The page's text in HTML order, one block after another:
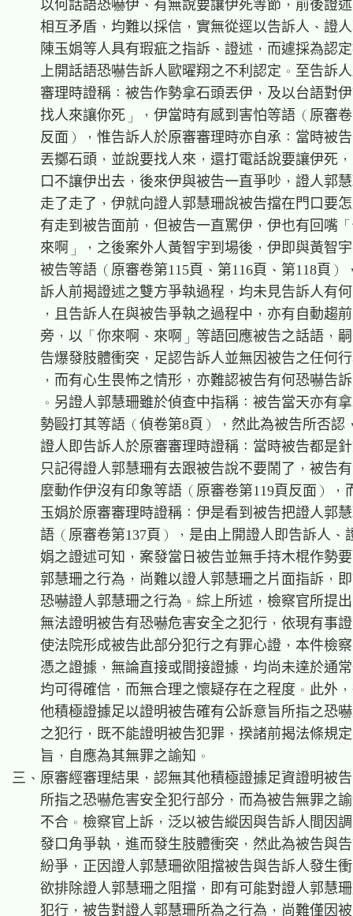
以何話語恐嚇伊、有無說要讓伊死等節，前後證
相互矛盾，均難以採信，實無從逕以告訴人、證
陳玉娟等人具有瑕疵之指訴、證述，而遽採為認
上開話語恐嚇告訴人歐曜翔之不利認定。至告訴
審理時證稱：被告作勢拿石頭丟伊，及以台語對
找人來讓你死」，伊當時有感到害怕等語（原審
反面），惟告訴人於原審審理時亦自承：當時被
丟擲石頭，並說要找人來，還打電話說要讓伊死
口不讓伊出去，後來伊與被告一直爭吵，證人郭
走了走了，伊就向證人郭慧珊說被告擋在門口要
有走到被告面前，但被告一直罵伊，伊也有回嘴
來啊」，之後案外人黃智宇到場後，伊即與黃智
被告等語（原審卷第115頁、第116頁、第118頁）
訴人前揭證述之雙方爭執過程，均未見告訴人有
，且告訴人在與被告爭執之過程中，亦有自動趨
旁，以「你來啊、來啊」等語回應被告之話語，
告爆發肢體衝突，足認告訴人並無因被告之任何
，而有心生畏怖之情形，亦難認被告有何恐嚇告
。另證人郭慧珊雖於偵查中指稱：被告當天亦有
勢毆打其等語（偵卷第8頁），然此為被告所否認
證人即告訴人於原審審理時證稱：當時被告都是
只記得證人郭慧珊有去跟被告說不要鬧了，被告
麼動作伊沒有印象等語（原審卷第119頁反面），
玉娟於原審審理時證稱：伊是看到被告把證人郭
語（原審卷第137頁），是由上開證人即告訴人、
娟之證述可知，案發當日被告並無手持木棍作勢
郭慧珊之行為，尚難以證人郭慧珊之片面指訴，
恐嚇證人郭慧珊之行為。綜上所述，檢察官所提
無法證明被告有恐嚇危害安全之犯行，依現有事
使法院形成被告此部分犯行之有罪心證，本件檢
憑之證據，無論直接或間接證據，均尚未達於通
均可得確信，而無合理之懷疑存在之程度。此外
他積極證據足以證明被告確有公訴意旨所指之恐
之犯行，既不能證明被告犯罪，揆諸前揭法條規
    旨，自應為其無罪之諭知。
三、原審經審理結果，認無其他積極證據足資證明被
所指之恐嚇危害安全犯行部分，而為被告無罪之
不合。檢察官上訴，泛以被告縱因與告訴人間因
發口角爭執，進而發生肢體衝突，然此為被告與
紛爭，正因證人郭慧珊欲阻擋被告與告訴人發生
欲排除證人郭慧珊之阻擋，即有可能對證人郭慧
犯行，被告對證人郭慧珊所為之行為，尚難僅因